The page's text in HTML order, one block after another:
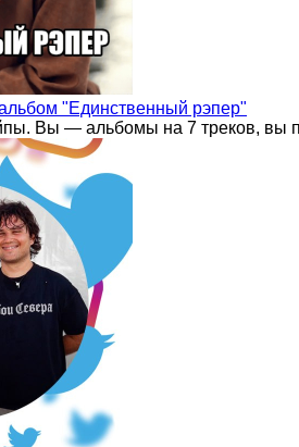
"Единственный рэпер"
Вы — альбомы на 7 треков, вы